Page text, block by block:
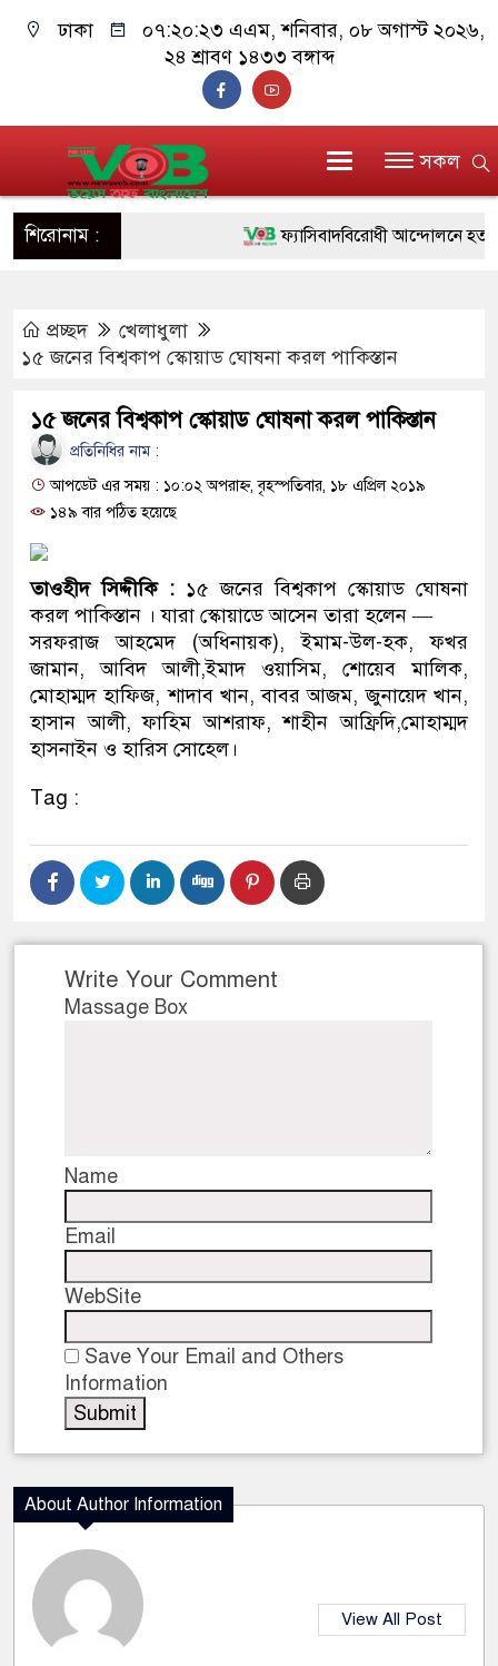
ঢাকা ০৭:২০:২৪ এএম, শনিবার, ০৮ অগাস্ট ২০২৬,
২৪ শ্রাবণ ১৪৩৩ বঙ্গাব্দ
সকল
শিরোনাম : ফ্যাসিবাদবিরোধী আন্দোলনে
উদ্ধার
মাদক কারবারি গ্রেফতার
২৮ লাখ টাকার জাল নোটসহ
থানা পুলিশ
যে ভাবে ডেভিড ইমনের কাছে মিলল
‘আজহার খান’
অবৈধ বিদেশি পিস্তল, ম্যাগাজিন ও
জড়িত কিশোর গ্যাংয়ের চার শিশু আটক
প্রচ্ছদ
খেলাধুলা
১৫ জনের বিশ্বকাপ স্কোয়াড ঘোষনা করল পাকিস্তান
১৫ জনের বিশ্বকাপ স্কোয়াড ঘোষনা করল পাকিস্তান
প্রতিনিধির নাম :
আপডেট এর সময় : ১০:০২ অপরাহ্ন, বৃহস্পতিবার, ১৮ এপ্রিল ২০১৯
১৪৯ বার পঠিত হয়েছে
তাওহীদ সিদ্দীকি : ১৫ জনের বিশ্বকাপ স্কোয়াড ঘোষনা
করল পাকিস্তান । যারা স্কোয়াডে আসেন তারা হলেন —
সরফরাজ আহমেদ (অধিনায়ক), ইমাম-উল-হক, ফখর
জামান, আবিদ আলী,ইমাদ ওয়াসিম, শোয়েব মালিক,
মোহাম্মদ হাফিজ, শাদাব খান, বাবর আজম, জুনায়েদ খান,
হাসান আলী, ফাহিম আশরাফ, শাহীন আফ্রিদি,মোহাম্মদ
হাসনাইন ও হারিস সোহেল।
Tag :
Write Your Comment
Massage Box
Name
Email
WebSite
Save Your Email and Others
Information
About Author Information
View All Post